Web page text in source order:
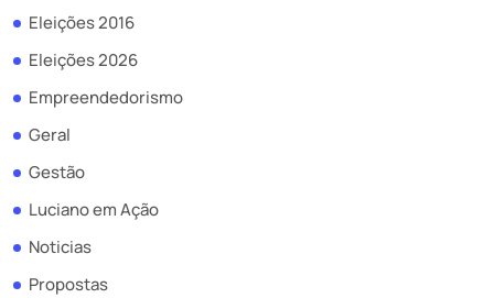
Eleições 2016
Eleições 2026
Empreendedorismo
Geral
Gestão
Luciano em Ação
Noticias
Propostas